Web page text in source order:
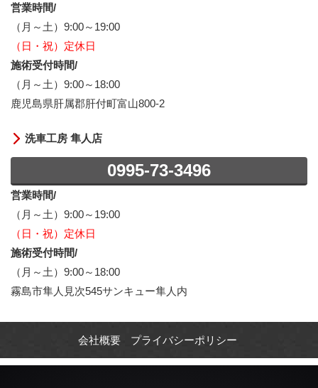
営業時間/
（月～土）9:00～19:00
（日・祝）定休日
施術受付時間/
（月～土）9:00～18:00
鹿児島県肝属郡肝付町富山800-2
洗車工房 隼人店
0995-73-3496
営業時間/
（月～土）9:00～19:00
（日・祝）定休日
施術受付時間/
（月～土）9:00～18:00
霧島市隼人見次545サンキュー隼人内
会社概要 プライバシーポリシー